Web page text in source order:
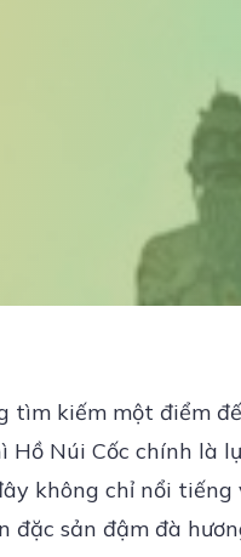
tìm kiếm một điểm
Hồ Núi Cốc chính là
không chỉ nổi
đặc sản đậm đà